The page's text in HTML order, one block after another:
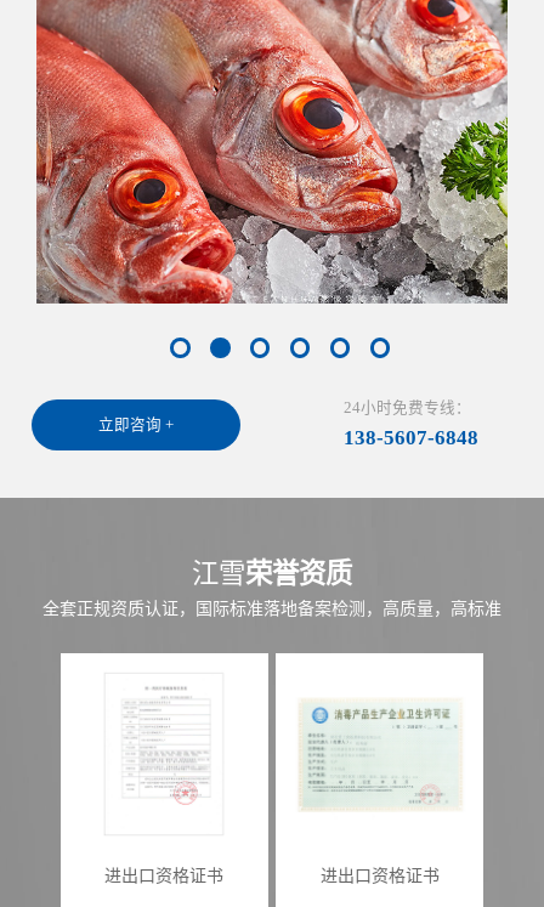
立即咨询 +
24小时免费专线：
138-5607-6848
江雪荣誉资质
全套正规资质认证，国际标准落地备案检测，高质量，高标准
进出口资格证书 进出口资格证书